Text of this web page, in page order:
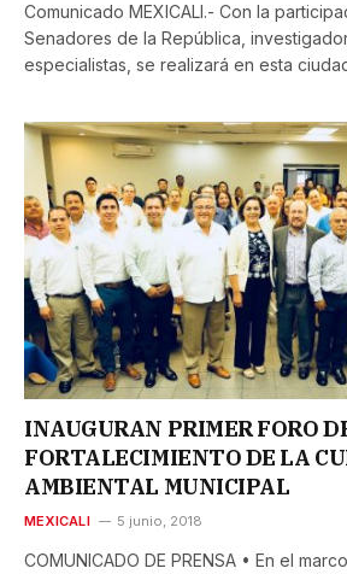
Comunicado MEXICALI.- Con la
Senadores de la República,
especialistas, se realizará en esta
INAUGURAN PRIMER FORO
FORTALECIMIENTO DE LA
AMBIENTAL MUNICIPAL
MEXICALI 5 junio, 2018
COMUNICADO DE PRENSA • En el